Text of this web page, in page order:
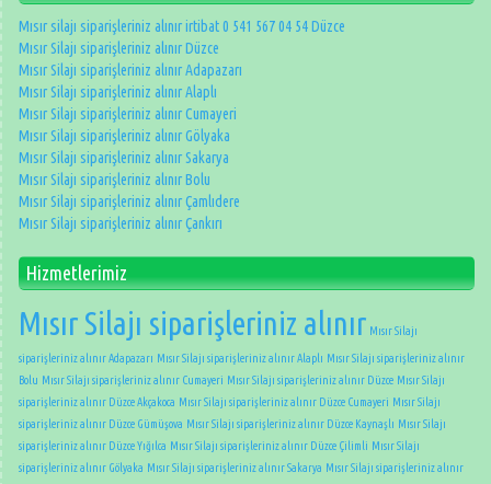
Mısır silajı siparişleriniz alınır irtibat 0 541 567 04 54 Düzce
Mısır Silajı siparişleriniz alınır Düzce
Mısır Silajı siparişleriniz alınır Adapazarı
Mısır Silajı siparişleriniz alınır Alaplı
Mısır Silajı siparişleriniz alınır Cumayeri
Mısır Silajı siparişleriniz alınır Gölyaka
Mısır Silajı siparişleriniz alınır Sakarya
Mısır Silajı siparişleriniz alınır Bolu
Mısır Silajı siparişleriniz alınır Çamlıdere
Mısır Silajı siparişleriniz alınır Çankırı
Hizmetlerimiz
Mısır Silajı siparişleriniz alınır Mısır Silajı
siparişleriniz alınır Adapazarı Mısır Silajı siparişleriniz alınır Alaplı Mısır Silajı siparişleriniz alınır
Bolu Mısır Silajı siparişleriniz alınır Cumayeri Mısır Silajı siparişleriniz alınır Düzce Mısır Silajı
siparişleriniz alınır Düzce Akçakoca Mısır Silajı siparişleriniz alınır Düzce Cumayeri Mısır Silajı
siparişleriniz alınır Düzce Gümüşova Mısır Silajı siparişleriniz alınır Düzce Kaynaşlı Mısır Silajı
siparişleriniz alınır Düzce Yığılca Mısır Silajı siparişleriniz alınır Düzce Çilimli Mısır Silajı
siparişleriniz alınır Gölyaka Mısır Silajı siparişleriniz alınır Sakarya Mısır Silajı siparişleriniz alınır